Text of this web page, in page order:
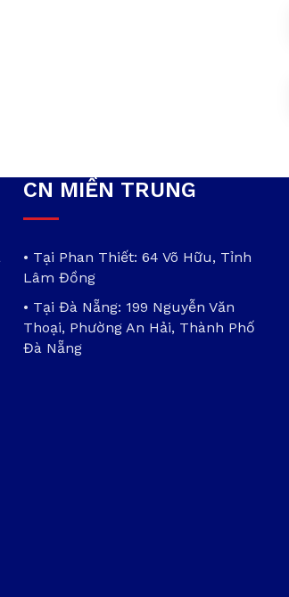
CN MIỀN TRUNG
• Tại Phan Thiết: 64 Võ Hữu, Tỉnh
Lâm Đồng
• Tại Đà Nẵng: 199 Nguyễn Văn
Thoại, Phường An Hải, Thành Phố
Đà Nẵng